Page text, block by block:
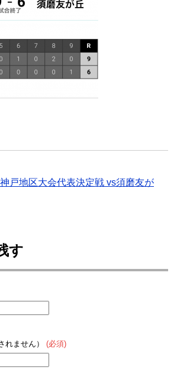
戸地区大会代表決定戦 vs須磨友が
す
れません） (必須)